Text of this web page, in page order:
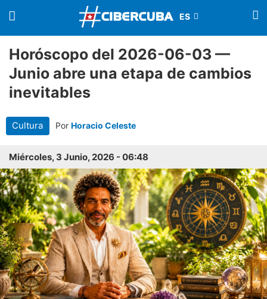
Horóscopo del 2026-06-03 —
Junio abre una etapa de cambios
inevitables
Cultura Por Horacio Celeste
Miércoles, 3 Junio, 2026 - 06:48